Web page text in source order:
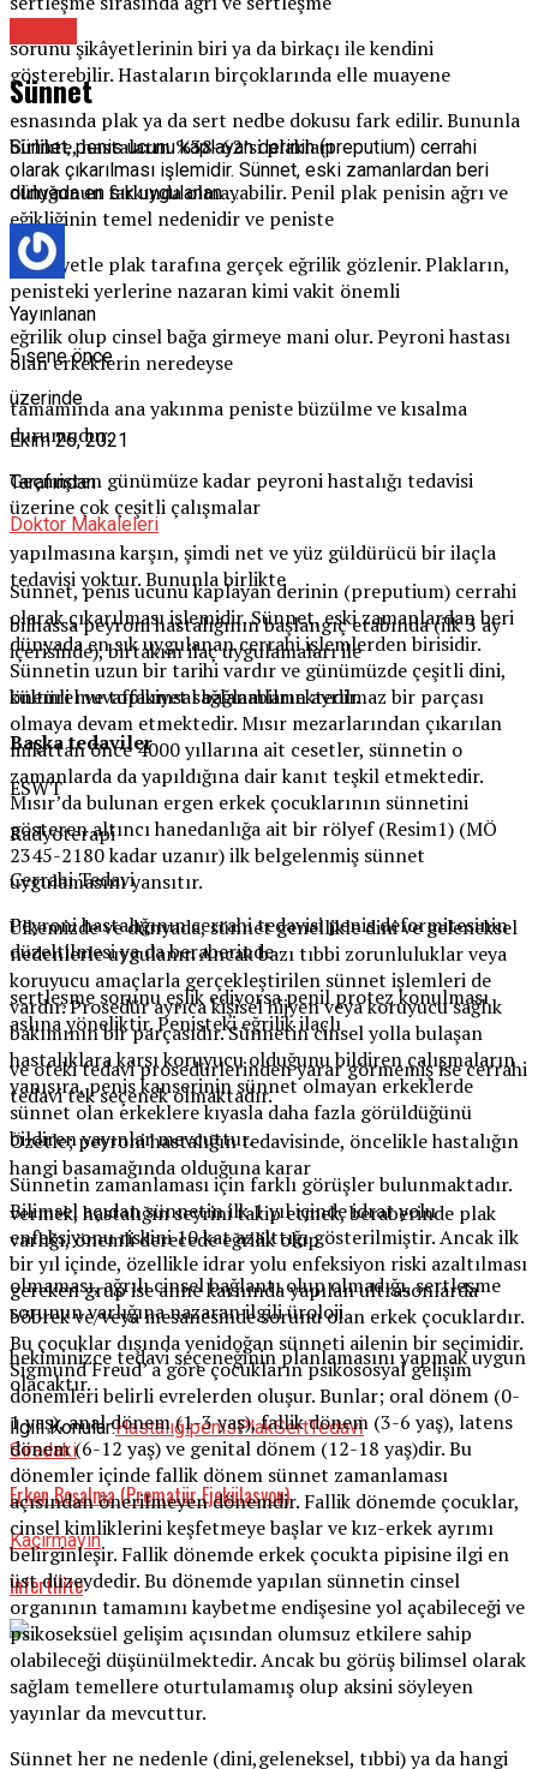
sorunu şikâyetlerinin biri ya da birkaçı ile kendini
gösterebilir. Hastaların birçoklarında elle muayene
esnasında plak ya da sert nedbe dokusu fark edilir. Bununla
birlikte, hastaların %38-62’si plakları
olduğunun farkında olmayabilir. Penil plak penisin ağrı ve
eğikliğinin temel nedenidir ve peniste
ekseriyetle plak tarafına gerçek eğrilik gözlenir. Plakların,
penisteki yerlerine nazaran kimi vakit önemli
eğrilik olup cinsel bağa girmeye mani olur. Peyroni hastası
olan erkeklerin neredeyse
tamamında ana yakınma peniste büzülme ve kısalma
durumudur.
Geçmişten günümüze kadar peyroni hastalığı tedavisi
üzerine çok çeşitli çalışmalar
yapılmasına karşın, şimdi net ve yüz güldürücü bir ilaçla
tedavisi yoktur. Bununla birlikte
bilhassa peyroni hastalığının başlangıç etabında (ilk 3 ay
içerisinde), birtakım ilaç uygulamaları ile
önemli muvaffakiyet sağlanabilmektedir.
Başka tedaviler
ESWT
Radyoterapi
Cerrahi Tedavi
Peyroni hastalığının cerrahi tedavisi penis deformitesinin
düzeltilmesi ya da beraberinde
sertleşme sorunu eşlik ediyorsa penil protez konulması
aslına yöneliktir. Penisteki eğrilik ilaçlı
ve öteki tedavi prosedürlerinden yarar görmemiş ise cerrahi
tedavi tek seçenek olmaktadır.
Özetle; peyroni hastalığın tedavisinde, öncelikle hastalığın
hangi basamağında olduğuna karar
vermek, hastalığın seyrini takip etmek, beraberinde plak
varlığı, önemli derecede eğrilik olup
olmaması, ağrılı cinsel bağlantı olup olmadığı, sertleşme
sorunun varlığına nazaran ilgili üroloji
hekiminizce tedavi seçeneğinin planlamasını yapmak uygun
olacaktır.
İlgili Konular:HastalığıpenisPlakSertTedavi̇
Sıradaki
Erken Boşalma (Prematür Ejekülasyon)
Kaçırmayın
İnfertilite
Sünnet
Sünnet, penis ucunu kaplayan derinin (preputium) cerrahi
olarak çıkarılması işlemidir. Sünnet, eski zamanlardan beri
dünyada en sık uygulanan …
Yayınlanan
5 sene önce
üzerinde
Ekim 26, 2021
Tarafından
Doktor Makaleleri
Sünnet, penis ucunu kaplayan derinin (preputium) cerrahi
olarak çıkarılması işlemidir. Sünnet, eski zamanlardan beri
dünyada en sık uygulanan cerrahi işlemlerden birisidir.
Sünnetin uzun bir tarihi vardır ve günümüzde çeşitli dini,
kültürel ve toplumsal bağlamların ayrılmaz bir parçası
olmaya devam etmektedir. Mısır mezarlarından çıkarılan
milattan önce 4000 yıllarına ait cesetler, sünnetin o
zamanlarda da yapıldığına dair kanıt teşkil etmektedir.
Mısır’da bulunan ergen erkek çocuklarının sünnetini
gösteren altıncı hanedanlığa ait bir rölyef (Resim1) (MÖ
2345-2180 kadar uzanır) ilk belgelenmiş sünnet
uygulamasını yansıtır.
Ülkemizde ve dünyada, sünnet genellikle dini ve geleneksel
nedenlerle uygulanır. Ancak bazı tıbbi zorunluluklar veya
koruyucu amaçlarla gerçekleştirilen sünnet işlemleri de
vardır. Prosedür ayrıca kişisel hijyen veya koruyucu sağlık
bakımının bir parçasıdır. Sünnetin cinsel yolla bulaşan
hastalıklara karşı koruyucu olduğunu bildiren çalışmaların
yanısıra, penis kanserinin sünnet olmayan erkeklerde
sünnet olan erkeklere kıyasla daha fazla görüldüğünü
bildiren yayınlar mevcuttur.
Sünnetin zamanlaması için farklı görüşler bulunmaktadır.
Bilimsel açıdan sünnetin ilk 1 yıl içinde idrar yolu
enfeksiyonu riskini 10 kat azalttığı gösterilmiştir. Ancak ilk
bir yıl içinde, özellikle idrar yolu enfeksiyon riski azaltılması
gereken grup ise anne karnında yapılan ultrasonlarda
böbrek ve/veya mesanesinde sorunu olan erkek çocuklardır.
Bu çocuklar dışında yenidoğan sünneti ailenin bir seçimidir.
Sigmund Freud’ a göre çocukların psikososyal gelişim
dönemleri belirli evrelerden oluşur. Bunlar; oral dönem (0-
1 yaş), anal dönem (1-3 yaş), fallik dönem (3-6 yaş), latens
dönem (6-12 yaş) ve genital dönem (12-18 yaş)dir. Bu
dönemler içinde fallik dönem sünnet zamanlaması
açısından önerilmeyen dönemdir. Fallik dönemde çocuklar,
cinsel kimliklerini keşfetmeye başlar ve kız-erkek ayrımı
belirginleşir. Fallik dönemde erkek çocukta pipisine ilgi en
üst düzeydedir. Bu dönemde yapılan sünnetin cinsel
organının tamamını kaybetme endişesine yol açabileceği ve
psikoseksüel gelişim açısından olumsuz etkilere sahip
olabileceği düşünülmektedir. Ancak bu görüş bilimsel olarak
sağlam temellere oturtulamamış olup aksini söyleyen
yayınlar da mevcuttur.
Sünnet her ne nedenle (dini,geleneksel, tıbbi) ya da hangi